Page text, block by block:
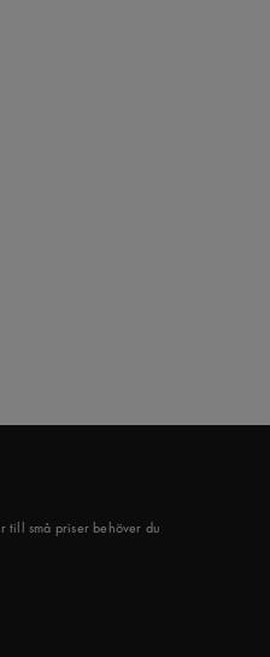
till små priser behöver du